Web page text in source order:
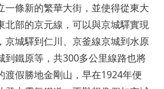
一條新的繁華大街，並使得從東大
北部的京元線，可以與京城驛實現
京城驛到仁川、京釜線京城到水原
到鐵原等，共300多公里線路也將
渡假勝地金剛山，早在1924年便